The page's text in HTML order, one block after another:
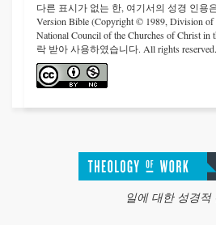
다른 표시가 없는 한, 여기서의 성경 인용
Version Bible (Copyright © 1989, Division of
National Council of the Churches of Christ
락 받아 사용하였습니다. All rights reserved.
일에 대한 성경적